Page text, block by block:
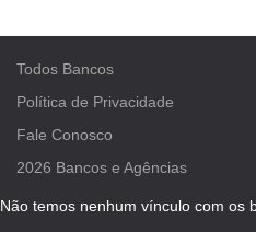
Todos Bancos
Política de Privacidade
Fale Conosco
2026 Bancos e Agências
Não temos nenhum vínculo com os